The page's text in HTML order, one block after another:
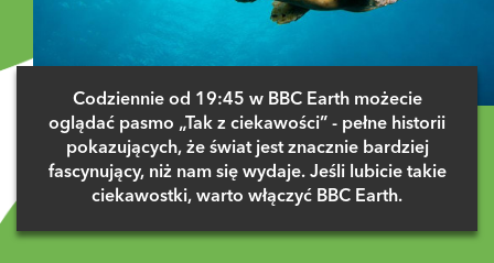
Codziennie od 19:45 w BBC Earth możecie
oglądać pasmo „Tak z ciekawości” - pełne historii
pokazujących, że świat jest znacznie bardziej
fascynujący, niż nam się wydaje. Jeśli lubicie takie
ciekawostki, warto włączyć BBC Earth.